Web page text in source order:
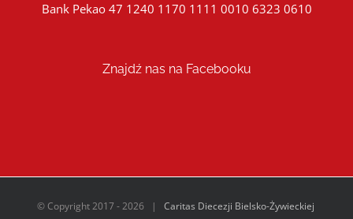
Bank Pekao 47 1240 1170 1111 0010 6323 0610
Znajdź nas na Facebooku
© Copyright 2017 -2026 | Caritas Diecezji Bielsko-Żywieckiej